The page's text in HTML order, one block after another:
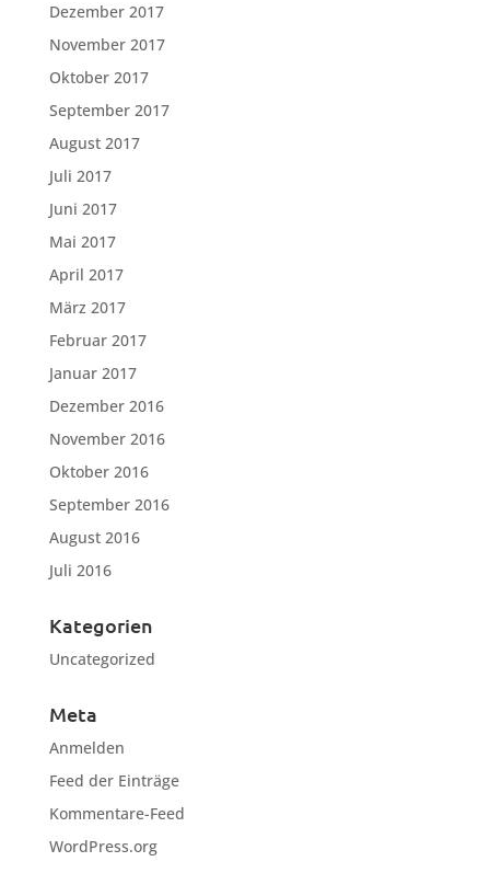
Dezember 2017
November 2017
Oktober 2017
September 2017
August 2017
Juli 2017
Juni 2017
Mai 2017
April 2017
März 2017
Februar 2017
Januar 2017
Dezember 2016
November 2016
Oktober 2016
September 2016
August 2016
Juli 2016
Kategorien
Uncategorized
Meta
Anmelden
Feed der Einträge
Kommentare-Feed
WordPress.org